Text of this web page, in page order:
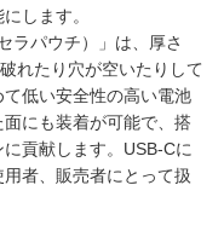
します。
ラパウチ）」は、厚さ
れたり穴が空いたりして
低い安全性の高い電池
にも装着が可能で、搭
貢献します。USB-Cに
者、販売者にとって扱